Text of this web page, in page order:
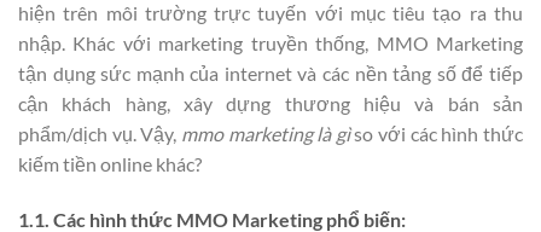
hiện trên môi trường trực tuyến với mục tiêu tạo ra thu
nhập. Khác với marketing truyền thống, MMO Marketing
tận dụng sức mạnh của internet và các nền tảng số để tiếp
cận khách hàng, xây dựng thương hiệu và bán sản
phẩm/dịch vụ. Vậy, mmo marketing là gìso với các hình thức
kiếm tiền online khác?
1.1. Các hình thức MMO Marketing phổ biến: